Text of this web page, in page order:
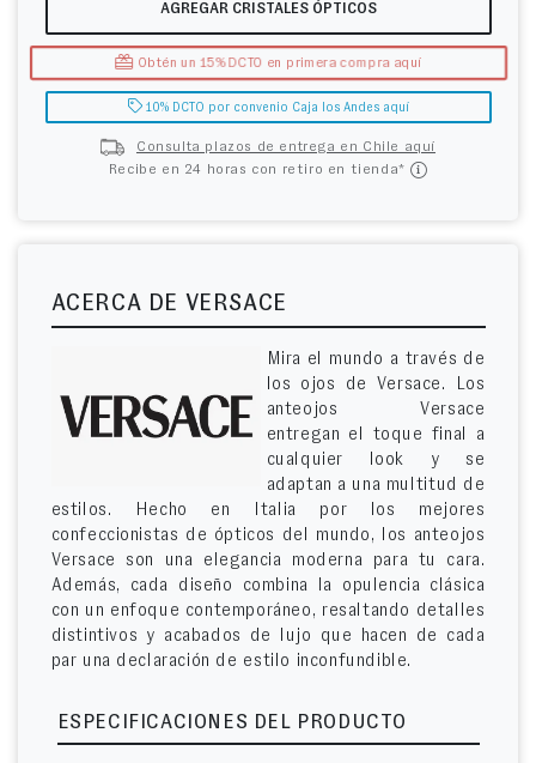
AGREGAR CRISTALES ÓPTICOS
Obtén un 15% DCTO en primera compra aquí
10% DCTO por convenio Caja los Andes aquí
Consulta plazos de entrega en Chile aquí
Recibe en 24 horas con retiro en tienda*
ACERCA DE VERSACE
Mira el mundo a través de
los ojos de Versace. Los
anteojos Versace
entregan el toque final a
cualquier look y se
adaptan a una multitud de
estilos. Hecho en Italia por los mejores
confeccionistas de ópticos del mundo, los anteojos
Versace son una elegancia moderna para tu cara.
Además, cada diseño combina la opulencia clásica
con un enfoque contemporáneo, resaltando detalles
distintivos y acabados de lujo que hacen de cada
par una declaración de estilo inconfundible.
ESPECIFICACIONES DEL PRODUCTO